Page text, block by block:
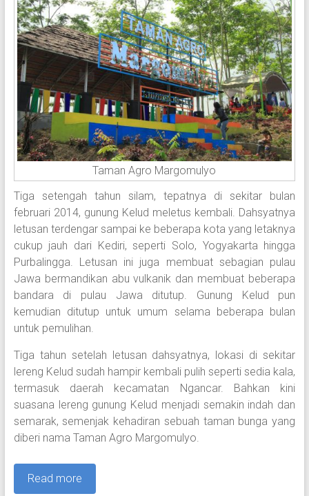
Taman Agro Margomulyo
Tiga setengah tahun silam, tepatnya di sekitar bulan
februari 2014, gunung Kelud meletus kembali. Dahsyatnya
letusan terdengar sampai ke beberapa kota yang letaknya
cukup jauh dari Kediri, seperti Solo, Yogyakarta hingga
Purbalingga. Letusan ini juga membuat sebagian pulau
Jawa bermandikan abu vulkanik dan membuat beberapa
bandara di pulau Jawa ditutup. Gunung Kelud pun
kemudian ditutup untuk umum selama beberapa bulan
untuk pemulihan.
Tiga tahun setelah letusan dahsyatnya, lokasi di sekitar
lereng Kelud sudah hampir kembali pulih seperti sedia kala,
termasuk daerah kecamatan Ngancar. Bahkan kini
suasana lereng gunung Kelud menjadi semakin indah dan
semarak, semenjak kehadiran sebuah taman bunga yang
diberi nama Taman Agro Margomulyo.
Read more